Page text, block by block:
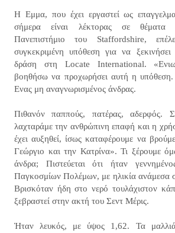
Η Εμμα, που έχει εργαστεί ως
σήμερα είναι λέκτορας σε θέματα
Πανεπιστήμιο του Staffordshire,
συγκεκριμένη υπόθεση για να
δράση στη Locate International.
βοηθήσω να προχωρήσει αυτή η
Ενας μη αναγνωρισμένος άνδρας.
Πιθανόν παππούς, πατέρας, αδερφός.
λαχταράμε την ανθρώπινη επαφή και η
έχει αυξηθεί, ίσως καταφέρουμε να
Γεώργιο και την Κατρίνα». Τι ξέρουμε
άνδρα; Πιστεύεται ότι ήταν
Παγκοσμίων Πολέμων, με ηλικία ανάμεσα
Βρισκόταν ήδη στο νερό τουλάχιστον
ξεβραστεί στην ακτή του Σεντ Μέρις.
Ήταν λευκός, με ύψος 1,62. Τα